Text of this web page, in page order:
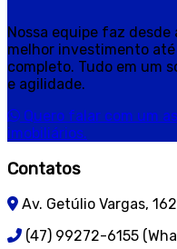
Nossa equipe faz
melhor investimento
completo. Tudo em um
e agilidade.
Quero falar com um
imobiliários.
Contatos
Av. Getúlio Vargas,
(47) 99272-6155